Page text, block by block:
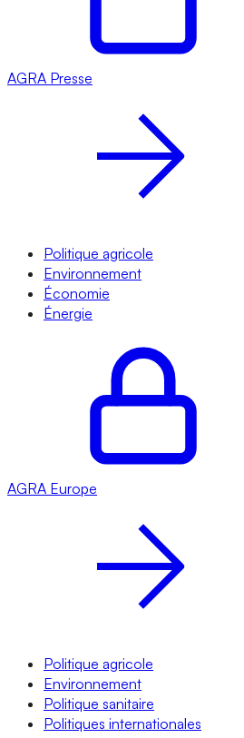
AGRA Presse
Politique agricole
Environnement
Économie
Énergie
AGRA Europe
Politique agricole
Environnement
Politique sanitaire
Politiques internationales